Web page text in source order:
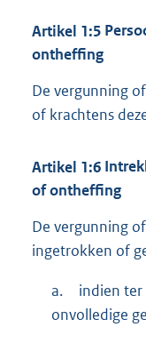
Artikel 1:5
ontheffing
De vergunning
of krachtens
Artikel 1:6
of ontheffing
De vergunning
ingetrokken of
a.
indien
onvolledige